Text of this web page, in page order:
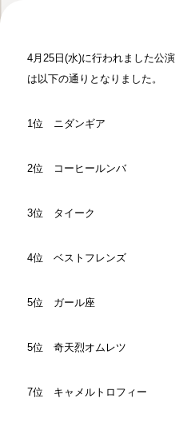
4月25日(水)に行われました公
は以下の通りとなりました。
1位 ニダンギア
2位 コーヒールンバ
3位 タイーク
4位 ベストフレンズ
5位 ガール座
5位 奇天烈オムレツ
7位 キャメルトロフィー